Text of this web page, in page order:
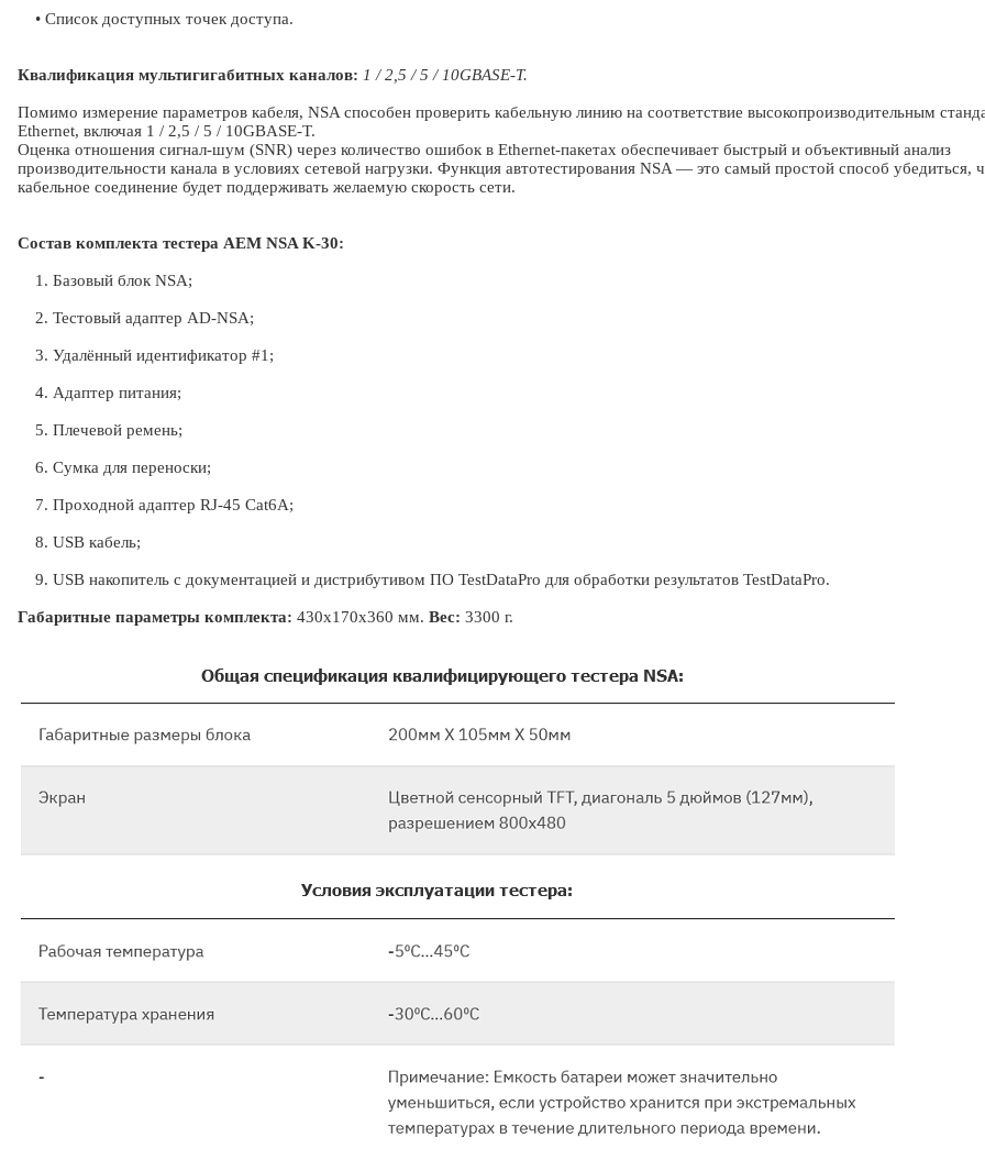
• Список доступных точек доступа.
Квалификация мультигигабитных каналов: 1 / 2,5 / 5 / 10GBASE-T.
Помимо измерение параметров кабеля, NSA способен проверить кабельную линию на соответствие высокопроизводительным
Ethernet, включая 1 / 2,5 / 5 / 10GBASE-T.
Оценка отношения сигнал-шум (SNR) через количество ошибок в Ethernet-пакетах обеспечивает быстрый и объективный анализ
производительности канала в условиях сетевой нагрузки. Функция автотестирования NSA — это самый простой способ убедиться,
кабельное соединение будет поддерживать желаемую скорость сети.
Состав комплекта тестера AEM NSA K-30:
1. Базовый блок NSA;
2. Тестовый адаптер AD-NSA;
3. Удалённый идентификатор #1;
4. Адаптер питания;
5. Плечевой ремень;
6. Сумка для переноски;
7. Проходной адаптер RJ-45 Cat6A;
8. USB кабель;
9. USB накопитель с документацией и дистрибутивом ПО TestDataPro для обработки результатов TestDataPro.
Габаритные параметры комплекта: 430x170x360 мм. Вес: 3300 г.